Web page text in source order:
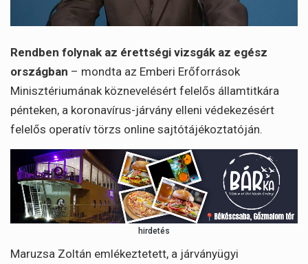
Rendben folynak az érettségi vizsgák az egész
országban – mondta az Emberi Erőforrások
Minisztériumának köznevelésért felelős államtitkára
pénteken, a koronavírus-járvány elleni védekezésért
felelős operatív törzs online sajtótájékoztatóján.
hirdetés
Maruzsa Zoltán emlékeztetett, a járványügyi